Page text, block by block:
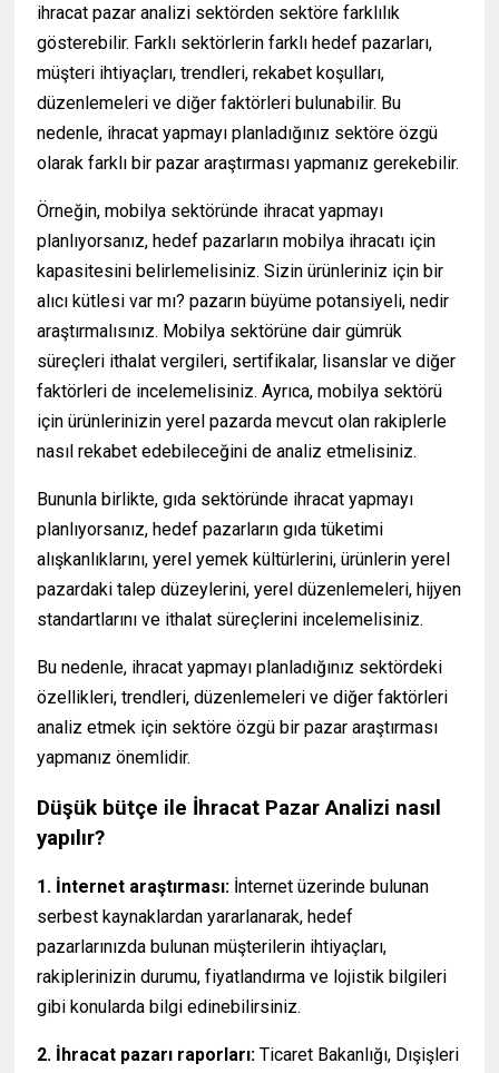
ihracat pazar analizi sektörden sektöre farklılık
gösterebilir. Farklı sektörlerin farklı hedef pazarları,
müşteri ihtiyaçları, trendleri, rekabet koşulları,
düzenlemeleri ve diğer faktörleri bulunabilir. Bu
nedenle, ihracat yapmayı planladığınız sektöre özgü
olarak farklı bir pazar araştırması yapmanız gerekebilir.
Örneğin, mobilya sektöründe ihracat yapmayı
planlıyorsanız, hedef pazarların mobilya ihracatı için
kapasitesini belirlemelisiniz. Sizin ürünleriniz için bir
alıcı kütlesi var mı? pazarın büyüme potansiyeli, nedir
araştırmalısınız. Mobilya sektörüne dair gümrük
süreçleri ithalat vergileri, sertifikalar, lisanslar ve diğer
faktörleri de incelemelisiniz. Ayrıca, mobilya sektörü
için ürünlerinizin yerel pazarda mevcut olan rakiplerle
nasıl rekabet edebileceğini de analiz etmelisiniz.
Bununla birlikte, gıda sektöründe ihracat yapmayı
planlıyorsanız, hedef pazarların gıda tüketimi
alışkanlıklarını, yerel yemek kültürlerini, ürünlerin yerel
pazardaki talep düzeylerini, yerel düzenlemeleri, hijyen
standartlarını ve ithalat süreçlerini incelemelisiniz.
Bu nedenle, ihracat yapmayı planladığınız sektördeki
özellikleri, trendleri, düzenlemeleri ve diğer faktörleri
analiz etmek için sektöre özgü bir pazar araştırması
yapmanız önemlidir.
Düşük bütçe ile İhracat Pazar Analizi nasıl
yapılır?
1. İnternet araştırması: İnternet üzerinde bulunan
serbest kaynaklardan yararlanarak, hedef
pazarlarınızda bulunan müşterilerin ihtiyaçları,
rakiplerinizin durumu, fiyatlandırma ve lojistik bilgileri
gibi konularda bilgi edinebilirsiniz.
2. İhracat pazarı raporları:Ticaret Bakanlığı, Dışişleri